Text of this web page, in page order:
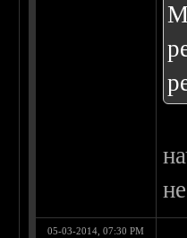
05-03-2014, 07:30 PM